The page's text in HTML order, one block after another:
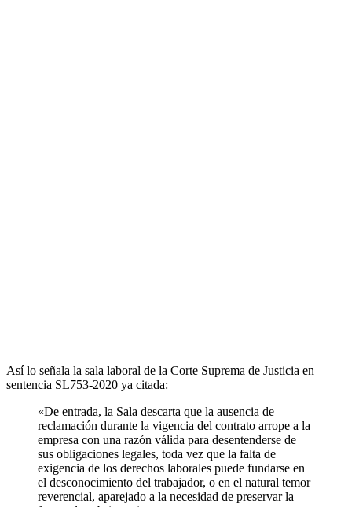
Así lo señala la sala laboral de la Corte Suprema de Justicia en
sentencia SL753-2020 ya citada:
«De entrada, la Sala descarta que la ausencia de
reclamación durante la vigencia del contrato arrope a la
empresa con una razón válida para desentenderse de
sus obligaciones legales, toda vez que la falta de
exigencia de los derechos laborales puede fundarse en
el desconocimiento del trabajador, o en el natural temor
reverencial, aparejado a la necesidad de preservar la